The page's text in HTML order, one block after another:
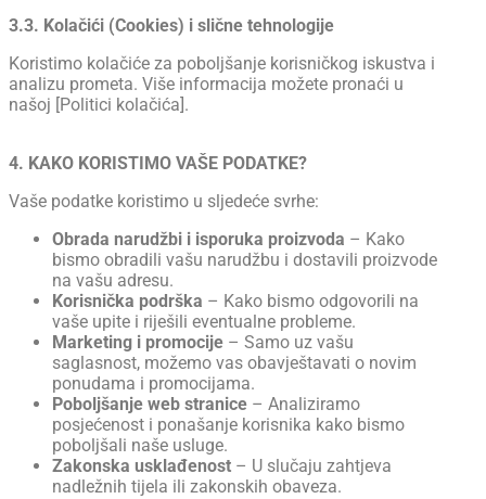
3.3. Kolačići (Cookies) i slične tehnologije
Koristimo kolačiće za poboljšanje korisničkog iskustva i
analizu prometa. Više informacija možete pronaći u
našoj [Politici kolačića].
4. KAKO KORISTIMO VAŠE PODATKE?
Vaše podatke koristimo u sljedeće svrhe:
Obrada narudžbi i isporuka proizvoda – Kako
bismo obradili vašu narudžbu i dostavili proizvode
na vašu adresu.
Korisnička podrška – Kako bismo odgovorili na
vaše upite i riješili eventualne probleme.
Marketing i promocije – Samo uz vašu
saglasnost, možemo vas obavještavati o novim
ponudama i promocijama.
Poboljšanje web stranice – Analiziramo
posjećenost i ponašanje korisnika kako bismo
poboljšali naše usluge.
Zakonska usklađenost – U slučaju zahtjeva
nadležnih tijela ili zakonskih obaveza.